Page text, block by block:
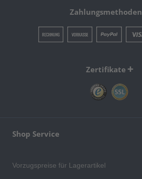
Zahlungsmethoden
Zertifikate
Shop Service
Vorzugspreise für Lagerartikel